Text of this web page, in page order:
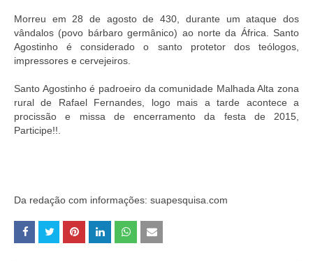
Morreu em 28 de agosto de 430, durante um ataque dos
vândalos (povo bárbaro germânico) ao norte da África. Santo
Agostinho é considerado o santo protetor dos teólogos,
impressores e cervejeiros.
Santo Agostinho é padroeiro da comunidade Malhada Alta zona
rural de Rafael Fernandes, logo mais a tarde acontece a
procissão e missa de encerramento da festa de 2015,
Participe!!.
Da redação com informações: suapesquisa.com